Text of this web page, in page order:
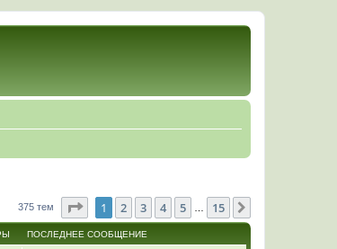
375 тем Страница1 из 15
1 2 3 4 5 15
ПОСЛЕДНЕЕ СООБЩЕНИЕ